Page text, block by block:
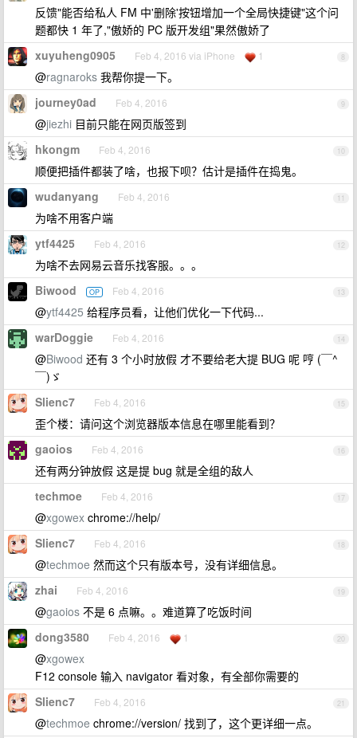
反馈"能否给私人 FM 中'删除'按钮增加一个全局快捷键"这个问
题都快 1 年了,"傲娇的 PC 版开发组"果然傲娇了
8
xuyuheng0905 Feb 4, 2016 via iPhone 1
@ragnaroks 我帮你提一下。
9
journey0ad Feb 4, 2016
@jiezhi 目前只能在网页版签到
10
hkongm Feb 4, 2016
顺便把插件都装了啥，也报下呗？估计是插件在捣鬼。
11
wudanyang Feb 4, 2016
为啥不用客户端
12
ytf4425 Feb 4, 2016
为啥不去网易云音乐找客服。。。
13
Biwood OP Feb 4, 2016
@ytf4425 给程序员看，让他们优化一下代码...
14
warDoggie Feb 4, 2016
@Biwood 还有 3 个小时放假 才不要给老大提 BUG 呢 哼 (￣^
￣)ゞ
15
Slienc7 Feb 4, 2016
歪个楼：请问这个浏览器版本信息在哪里能看到？
16
gaoios Feb 4, 2016
还有两分钟放假 这是提 bug 就是全组的敌人
17
techmoe Feb 4, 2016
@xgowex chrome://help/
18
Slienc7 Feb 4, 2016
@techmoe 然而这个只有版本号，没有详细信息。
19
zhai Feb 4, 2016
@gaoios 不是 6 点嘛。。难道算了吃饭时间
20
dong3580 Feb 4, 2016 1
@xgowex
F12 console 输入 navigator 看对象，有全部你需要的
21
Slienc7 Feb 4, 2016
@techmoe chrome://version/ 找到了，这个更详细一点。